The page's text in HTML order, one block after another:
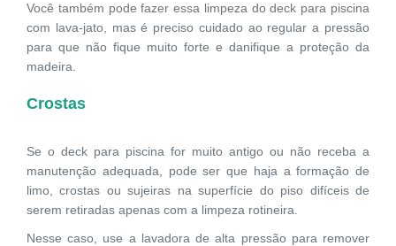
Você também pode fazer essa limpeza do deck para piscina
com lava-jato, mas é preciso cuidado ao regular a pressão
para que não fique muito forte e danifique a proteção da
madeira.
Crostas
Se o deck para piscina for muito antigo ou não receba a
manutenção adequada, pode ser que haja a formação de
limo, crostas ou sujeiras na superfície do piso difíceis de
serem retiradas apenas com a limpeza rotineira.
Nesse caso, use a lavadora de alta pressão para remover